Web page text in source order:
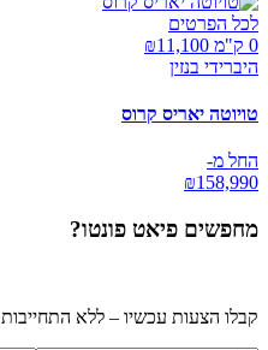
לכל הפרטים
0 ק"מ ₪
11,100
היברידי בנזין
טויוטה יאריס קרוס
החל מ-
₪158,990
מחפשים פיאט פונטו?
קבלו הצעות עכשיו – ללא התחייבות